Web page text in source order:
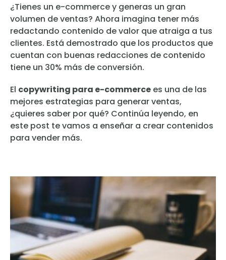
¿Tienes un e-commerce y generas un gran
volumen de ventas? Ahora imagina tener más
redactando contenido de valor que atraiga a tus
clientes. Está demostrado que los productos que
cuentan con buenas redacciones de contenido
tiene un 30% más de conversión.
El copywriting para e-commerce es una de las
mejores estrategias para generar ventas,
¿quieres saber por qué? Continúa leyendo, en
este post te vamos a enseñar a crear contenidos
para vender más.